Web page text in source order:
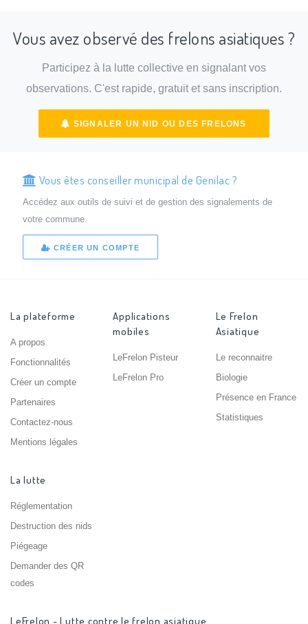
Vous avez observé des frelons asiatiques ?
Participez à la lutte collective en signalant vos
observations. C'est rapide, gratuit et sans inscription.
SIGNALER UN NID OU DES FRELONS
Vous êtes conseiller municipal de Genilac ?
Accédez aux outils de suivi et de gestion des signalements de
votre commune.
CRÉER UN COMPTE
La plateforme
A propos
Fonctionnalités
Créer un compte
Partenaires
Contactez-nous
Mentions légales
Applications
mobiles
LeFrelon Pisteur
LeFrelon Pro
Le Frelon
Asiatique
Le reconnaitre
Biologie
Présence en France
Statistiques
La lutte
Réglementation
Destruction des nids
Piégeage
Demander des QR
codes
LeFrelon - Lutte contre le frelon asiatique